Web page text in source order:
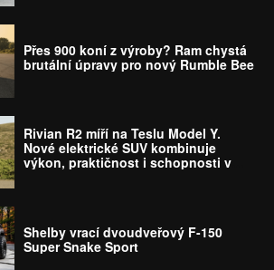
Přes 900 koní z výroby? Ram chystá
brutální úpravy pro nový Rumble Bee
Rivian R2 míří na Teslu Model Y.
Nové elektrické SUV kombinuje
výkon, praktičnost i schopnosti v
Shelby vrací dvoudveřový F-150
Super Snake Sport